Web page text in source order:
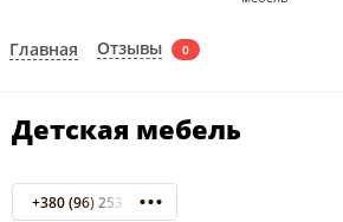
Главная Отзывы 0
Детская мебель
+380 (96) 253-6-111